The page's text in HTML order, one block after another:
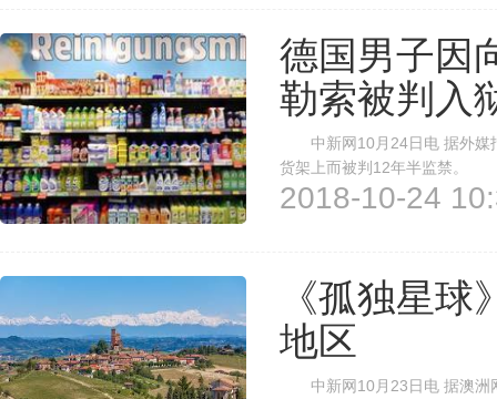
德国男子因
勒索被判入
中新网10月24日电 据外媒
货架上而被判12年半监禁。
人承认，2017年9月，他在腓
2018-10-24
《孤独星
地区
中新网10月23日电 据澳洲